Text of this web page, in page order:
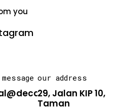
you
our address
29, Jalan KIP 10,
Taman